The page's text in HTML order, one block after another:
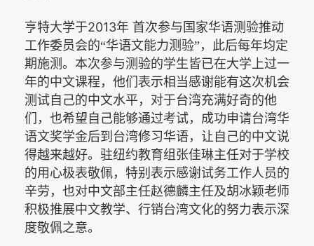
亨特大学于2013年 首次参与国家华语测验推动
工作委员会的“华语文能力测验”，此后每年均定
期施测。本次参与测验的学生皆已在大学上过一
年的中文课程，他们表示相当感谢能有这次机会
测试自己的中文水平，对于台湾充满好奇的他
们，也希望自己能够通过考试，成功申请台湾华
语文奖学金后到台湾修习华语，让自己的中文说
得越来越好。驻纽约教育组张佳琳主任对于学校
的用心极表敬佩，特别表示感谢试务工作人员的
辛劳，也对中文部主任赵德麟主任及胡冰颖老师
积极推展中文教学、行销台湾文化的努力表示深
度敬佩之意。